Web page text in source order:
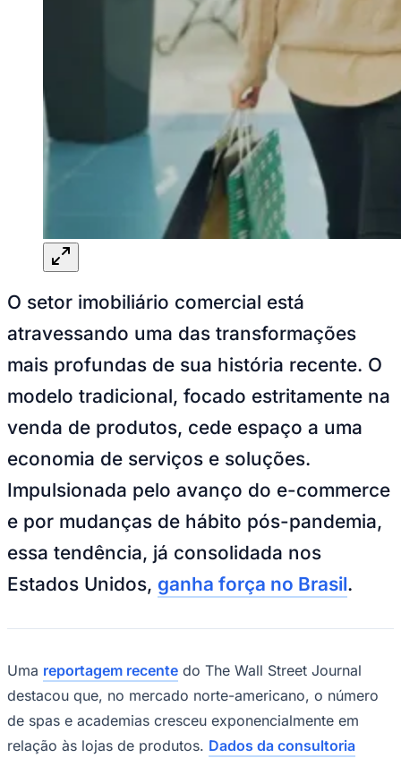
Goiás
O setor imobiliário comercial está
atravessando uma das transformações